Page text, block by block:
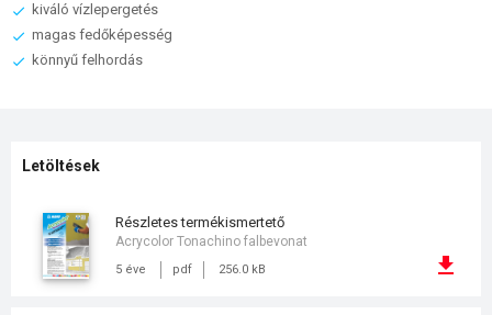
kiváló vízlepergetés
magas fedőképesség
könnyű felhordás
Letöltések
részletes termékismertető
5 éve pdf 256.0 kB
Acrycolor Tonachino falbevonat